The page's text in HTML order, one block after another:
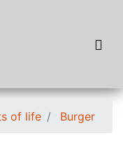
of life Burger